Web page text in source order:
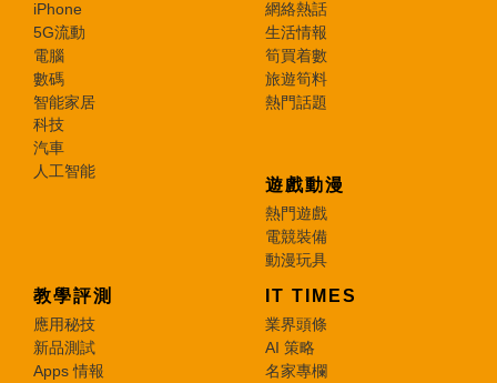
iPhone
5G流動
電腦
數碼
智能家居
科技
汽車
人工智能
網絡熱話
生活情報
筍買着數
旅遊筍料
熱門話題
遊戲動漫
熱門遊戲
電競裝備
動漫玩具
教學評測
應用秘技
新品測試
Apps 情報
IT TIMES
業界頭條
AI 策略
名家專欄